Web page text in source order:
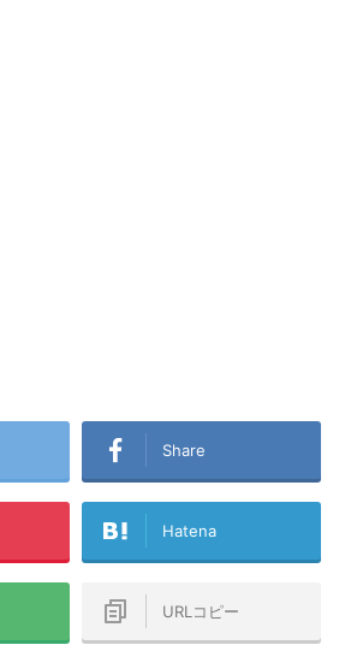
Share
Hatena
URLコピー